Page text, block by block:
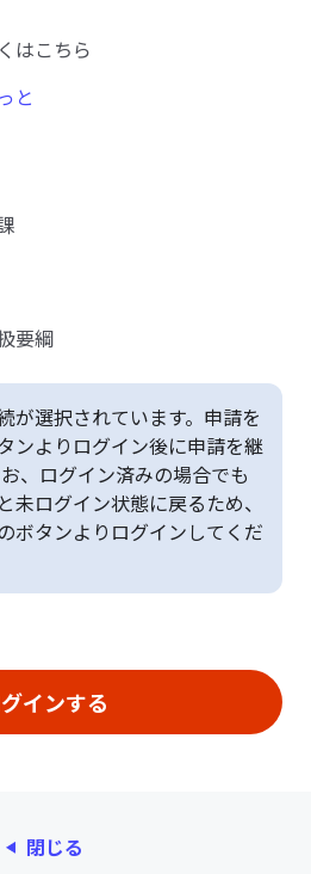
はこちら
と
要綱
が選択されています。申請を
ンよりログイン後に申請を継
、ログイン済みの場合でも
未ログイン状態に戻るため、
ボタンよりログインしてくだ
閉じる